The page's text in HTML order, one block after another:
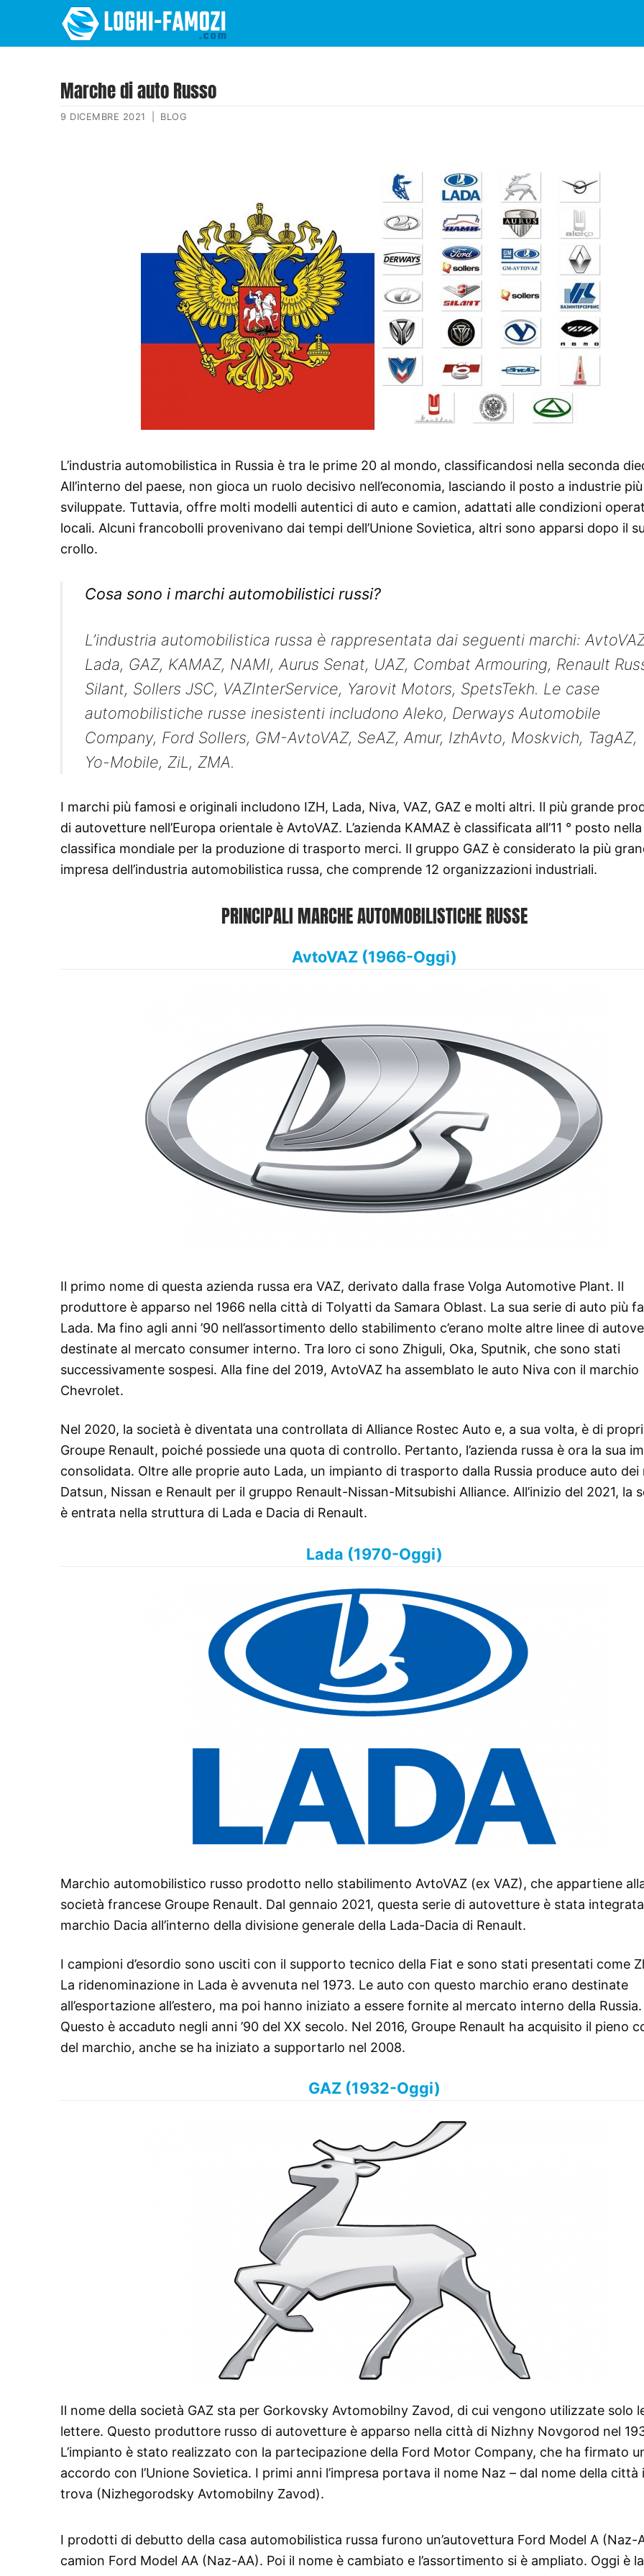
Marche di auto Russo
9 DICEMBRE 2021 BLOG
L’industria automobilistica in Russia è tra le prime 20 al mondo, classificandosi nella seconda
All’interno del paese, non gioca un ruolo decisivo nell’economia, lasciando il posto a industrie più
sviluppate. Tuttavia, offre molti modelli autentici di auto e camion, adattati alle condizioni
locali. Alcuni francobolli provenivano dai tempi dell’Unione Sovietica, altri sono apparsi dopo il
crollo.
Cosa sono i marchi automobilistici russi?
L’industria automobilistica russa è rappresentata dai seguenti marchi:
Lada, GAZ, KAMAZ, NAMI, Aurus Senat, UAZ, Combat Armouring, Renault
Silant, Sollers JSC, VAZInterService, Yarovit Motors, SpetsTekh. Le case
automobilistiche russe inesistenti includono Aleko, Derways Automobile
Company, Ford Sollers, GM-AvtoVAZ, SeAZ, Amur, IzhAvto, Moskvich, TagAZ,
Yo-Mobile, ZiL, ZMA.
I marchi più famosi e originali includono IZH, Lada, Niva, VAZ, GAZ e molti altri. Il più grande
di autovetture nell’Europa orientale è AvtoVAZ. L’azienda KAMAZ è classificata all’11 ° posto nella
classifica mondiale per la produzione di trasporto merci. Il gruppo GAZ è considerato la più
impresa dell’industria automobilistica russa, che comprende 12 organizzazioni industriali.
PRINCIPALI MARCHE AUTOMOBILISTICHE RUSSE
AvtoVAZ (1966-Oggi)
Il primo nome di questa azienda russa era VAZ, derivato dalla frase Volga Automotive Plant. Il
produttore è apparso nel 1966 nella città di Tolyatti da Samara Oblast. La sua serie di auto più
Lada. Ma fino agli anni ’90 nell’assortimento dello stabilimento c’erano molte altre linee di
destinate al mercato consumer interno. Tra loro ci sono Zhiguli, Oka, Sputnik, che sono stati
successivamente sospesi. Alla fine del 2019, AvtoVAZ ha assemblato le auto Niva con il marchio
Chevrolet.
Nel 2020, la società è diventata una controllata di Alliance Rostec Auto e, a sua volta, è di
Groupe Renault, poiché possiede una quota di controllo. Pertanto, l’azienda russa è ora la sua
consolidata. Oltre alle proprie auto Lada, un impianto di trasporto dalla Russia produce auto dei
Datsun, Nissan e Renault per il gruppo Renault-Nissan-Mitsubishi Alliance. All’inizio del 2021, la
è entrata nella struttura di Lada e Dacia di Renault.
Lada (1970-Oggi)
Marchio automobilistico russo prodotto nello stabilimento AvtoVAZ (ex VAZ), che appartiene
società francese Groupe Renault. Dal gennaio 2021, questa serie di autovetture è stata
marchio Dacia all’interno della divisione generale della Lada-Dacia di Renault.
I campioni d’esordio sono usciti con il supporto tecnico della Fiat e sono stati presentati come
La ridenominazione in Lada è avvenuta nel 1973. Le auto con questo marchio erano destinate
all’esportazione all’estero, ma poi hanno iniziato a essere fornite al mercato interno della Russia.
Questo è accaduto negli anni ’90 del XX secolo. Nel 2016, Groupe Renault ha acquisito il pieno
del marchio, anche se ha iniziato a supportarlo nel 2008.
GAZ (1932-Oggi)
Il nome della società GAZ sta per Gorkovsky Avtomobilny Zavod, di cui vengono utilizzate solo
lettere. Questo produttore russo di autovetture è apparso nella città di Nizhny Novgorod nel
L’impianto è stato realizzato con la partecipazione della Ford Motor Company, che ha firmato
accordo con l’Unione Sovietica. I primi anni l’impresa portava il nome Naz – dal nome della città
trova (Nizhegorodsky Avtomobilny Zavod).
I prodotti di debutto della casa automobilistica russa furono un’autovettura Ford Model A (Naz-
camion Ford Model AA (Naz-AA). Poi il nome è cambiato e l’assortimento si è ampliato. Oggi è